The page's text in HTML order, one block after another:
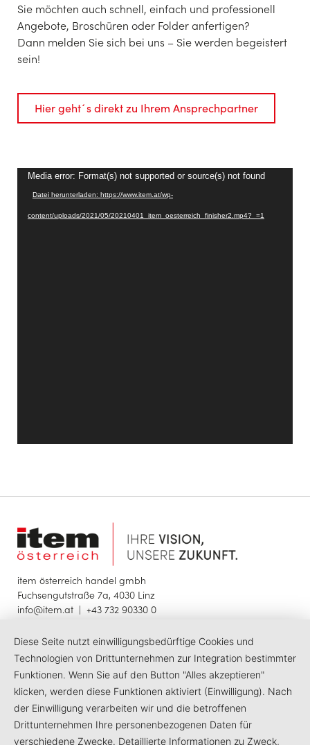
Sie möchten auch schnell, einfach und professionell
Angebote, Broschüren oder Folder anfertigen?
Dann melden Sie sich bei uns – Sie werden begeistert
sein!
Hier geht´s direkt zu Ihrem Ansprechpartner
Video-
Player
Media error: Format(s) not supported or source(s) not found
Datei herunterladen: https://www.item.at/wp-
content/uploads/2021/05/20210401_item_oesterreich_finisher2.mp4?_=1
item österreich handel gmbh
Fuchsengutstraße 7a, 4030 Linz
info@item.at | +43 732 90330 0
© 2025 item österreich handel gmbh
Impressum
Datenschutzerklärung Barrierefreiheit
LinkedIn Facebook Instagram
Diese Seite nutzt einwilligungsbedürftige Cookies und
Technologien von Drittunternehmen zur Integration bestimmter
Funktionen. Wenn Sie auf den Button "Alles akzeptieren"
klicken, werden diese Funktionen aktiviert (Einwilligung). Nach
der Einwilligung verarbeiten wir und die betroffenen
Drittunternehmen Ihre personenbezogenen Daten für
verschiedene Zwecke. Detaillierte Informationen zu Zweck,